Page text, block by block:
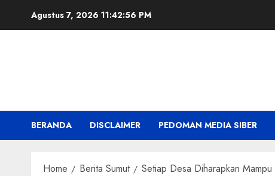
Agustus 7, 2026 11:42:57 PM
BERANDA DISCLAIMER PEDOMAN MEDIA SIBER
Home Berita Sumut Setiap Desa Diharapkan